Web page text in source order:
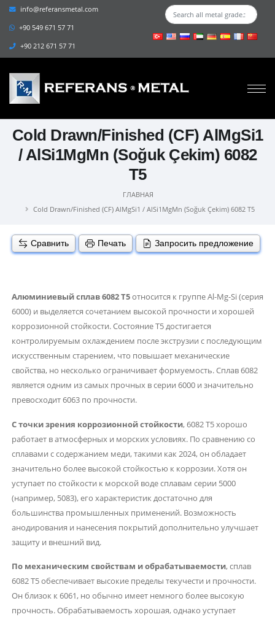
info@referansmetal.com
+90 549 671 57 71
+90 212 671 57 71
Cold Drawn/Finished (CF) AlMgSi1
/ AlSi1MgMn (Soğuk Çekim) 6082
T5
ГЛАВНАЯ
Cold Drawn/Finished (CF) AlMgSi1 / AlSi1MgMn (Soğuk Çekim) 6082 T5
Сравнить Печать Запросить предложение
Алюминиевый сплав 6082 T5относится к группе Al-Mg-Si (серия
6000) и выделяется сочетанием высокой прочности и хорошей
коррозионной стойкости. Состояние T5 достигается
контролируемым охлаждением после экструзии с последующим
искусственным старением, что повышает механические
свойства, но несколько ограничивает формуемость. Сплав 6082
является одним из самых прочных в серии 6000 и значительно
превосходит 6063 по прочности.
С точки зрения коррозионной стойкости, 6082 T5 хорошо
работает в атмосферных и морских условиях. По сравнению со
сплавами с содержанием меди, такими как 2024, он обладает
значительно более высокой стойкостью к коррозии. Хотя он
уступает по стойкости к морской воде сплавам серии 5000
(например, 5083), его характеристик достаточно для
большинства промышленных применений. Возможность
анодирования и нанесения покрытий дополнительно улучшает
защиту и внешний вид.
По механическим свойствам и обрабатываемости, сплав
6082 T5 обеспечивает высокие пределы текучести и прочности.
Он близок к 6061, но обычно имеет немного более высокую
прочность. Обрабатываемость хорошая, однако уступает